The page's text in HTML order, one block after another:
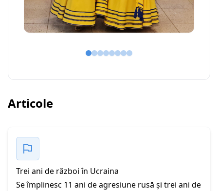
Articole
Trei ani de război în Ucraina
Se împlinesc 11 ani de agresiune rusă și trei ani de